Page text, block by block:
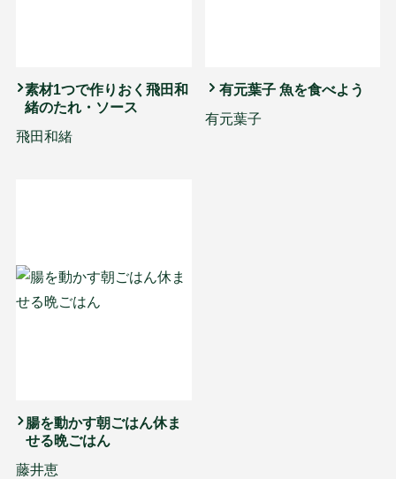
素材1つで作りおく飛田和
緒のたれ・ソース
飛田和緒
有元葉子 魚を食べよう
有元葉子
腸を動かす朝ごはん休ま
せる晩ごはん
藤井恵